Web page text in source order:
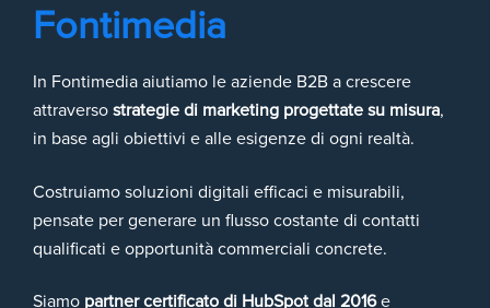
Fontimedia
In Fontimedia aiutiamo le aziende B2B a crescere
attraverso strategie di marketing progettate su misura,
in base agli obiettivi e alle esigenze di ogni realtà.
Costruiamo soluzioni digitali efficaci e misurabili,
pensate per generare un flusso costante di contatti
qualificati e opportunità commerciali concrete.
Siamo partner certificato di HubSpot dal 2016e